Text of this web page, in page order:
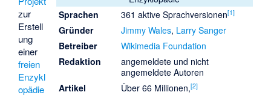
Sprachen
361 aktive Sprachversionen[1]
Gründer Jimmy Wales, Larry Sanger
Betreiber
Wikimedia Foundation
Redaktion
angemeldete und nicht
angemeldete Autoren
Artikel
Über 66 Millionen,[2]
zur
Erstell
ung
einer
freien
Enzykl
opädie